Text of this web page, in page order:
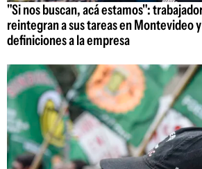
"Si nos buscan, acá estamos":
reintegran a sus tareas en Montevideo
definiciones a la empresa